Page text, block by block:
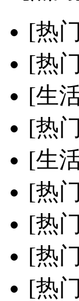
[热
[热
[生
[热
[生
[热
[热
[热
[热